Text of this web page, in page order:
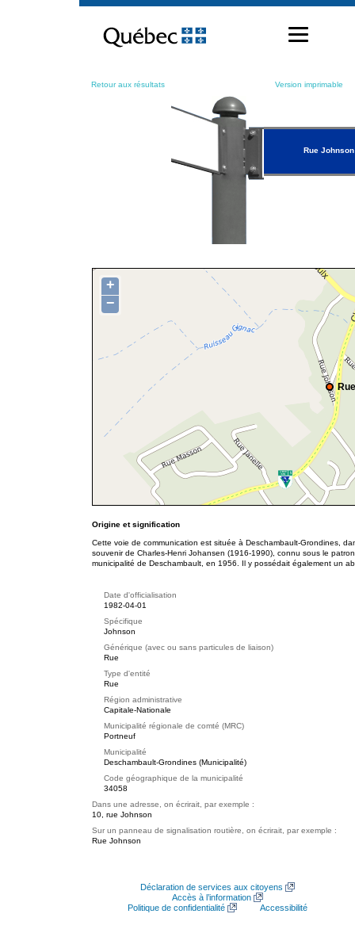
contenu
Retour aux résultats Version imprimable
Rue Johnson
+
−
Origine et signification
Cette voie de communication est située à Deschambault-Grondines,
souvenir de Charles-Henri Johansen (1916-1990), connu sous le
municipalité de Deschambault, en 1956. Il y possédait également un
Date d'officialisation
1982-04-01
Spécifique
Johnson
Générique (avec ou sans particules de liaison)
Rue
Type d'entité
Rue
Région administrative
Capitale-Nationale
Municipalité régionale de comté (MRC)
Portneuf
Municipalité
Deschambault-Grondines (Municipalité)
Code géographique de la municipalité
34058
Dans une adresse, on écrirait, par exemple :
10, rue Johnson
Sur un panneau de signalisation routière, on écrirait, par exemple :
Rue Johnson
Déclaration de services aux citoyens
Accès à l’information
Politique de confidentialité
Accessibilité